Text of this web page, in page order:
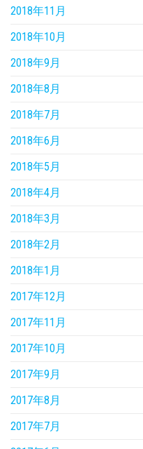
2018年11月
2018年10月
2018年9月
2018年8月
2018年7月
2018年6月
2018年5月
2018年4月
2018年3月
2018年2月
2018年1月
2017年12月
2017年11月
2017年10月
2017年9月
2017年8月
2017年7月